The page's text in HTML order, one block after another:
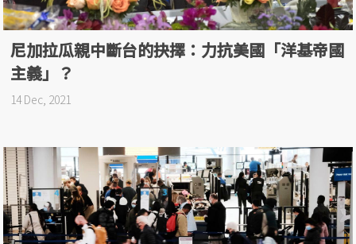
尼加拉瓜親中斷台的抉擇：力抗美國「洋基帝國
主義」？
14 Dec, 2021